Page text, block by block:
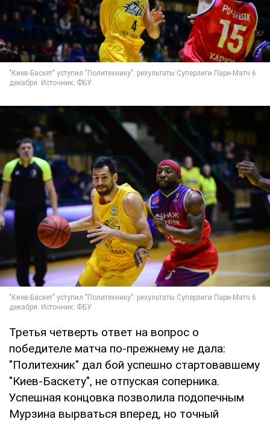
Третья четверть ответ на вопрос о
победителе матча по-прежнему не дала:
"Политехник" дал бой успешно стартовавшему
"Киев-Баскету", не отпуская соперника.
Успешная концовка позволила подопечным
Мурзина вырваться вперед, но точный